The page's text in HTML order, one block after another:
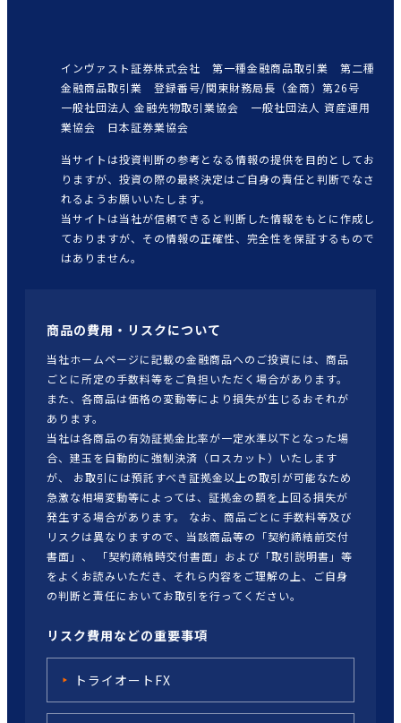
インヴァスト証券株式会社 第一種金融商品取引業 第二種
金融商品取引業 登録番号/関東財務局長（金商）第26号
一般社団法人 金融先物取引業協会 一般社団法人 資産運用
業協会 日本証券業協会
当サイトは投資判断の参考となる情報の提供を目的としてお
りますが、投資の際の最終決定はご自身の責任と判断でなさ
れるようお願いいたします。
当サイトは当社が信頼できると判断した情報をもとに作成し
ておりますが、その情報の正確性、完全性を保証するもので
はありません。
商品の費用・リスクについて
当社ホームページに記載の金融商品へのご投資には、商品
ごとに所定の手数料等をご負担いただく場合があります。
また、各商品は価格の変動等により損失が生じるおそれが
あります。
当社は各商品の有効証拠金比率が一定水準以下となった場
合、建玉を自動的に強制決済（ロスカット）いたします
が、 お取引には預託すべき証拠金以上の取引が可能なため
急激な相場変動等によっては、証拠金の額を上回る損失が
発生する場合があります。 なお、商品ごとに手数料等及び
リスクは異なりますので、当該商品等の「契約締結前交付
書面」、 「契約締結時交付書面」および「取引説明書」等
をよくお読みいただき、それら内容をご理解の上、ご自身
の判断と責任においてお取引を行ってください。
リスク費用などの重要事項
トライオートFX